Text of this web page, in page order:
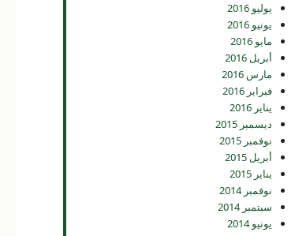
يوليو 2016
يونيو 2016
مايو 2016
أبريل 2016
مارس 2016
فبراير 2016
يناير 2016
ديسمبر 2015
نوفمبر 2015
أبريل 2015
يناير 2015
نوفمبر 2014
سبتمبر 2014
يونيو 2014